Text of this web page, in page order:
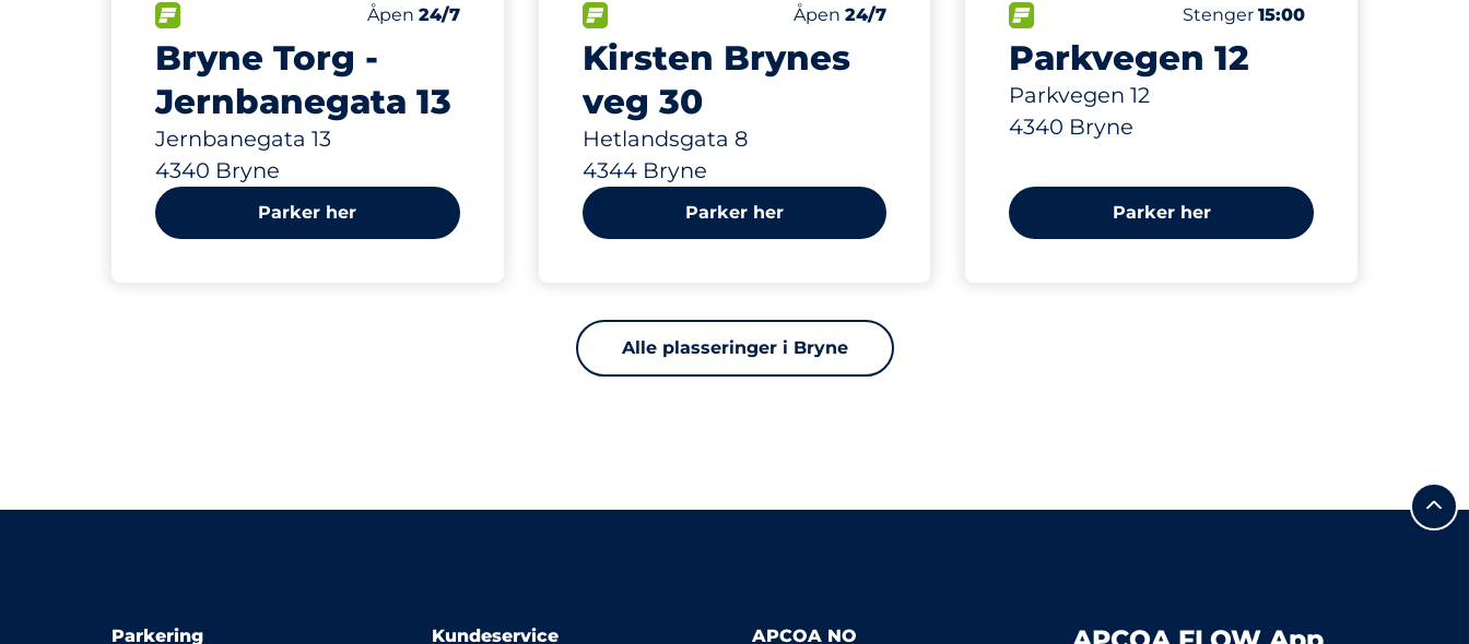
Bryne Torg -
Jernbanegata 13
Jernbanegata 13
4340 Bryne
Antall parkeringsplasser:
Parkeringsplasser
Lørdag
Åpen 24/7
Parker her
Kirsten Brynes
veg 30
Hetlandsgata 8
4344 Bryne
Antall parkeringsplasser:
Parkeringsplasser
Lørdag
Åpen24/7
Parker her
Parkvegen 12
Parkvegen 12
4340 Bryne
Antall parkeringsplasser:
Parkeringsplasser
Lørdag
Stenger 15:00
Parker her
Alle plasseringer i Bryne
Parkering Kundeservice APCOA NO